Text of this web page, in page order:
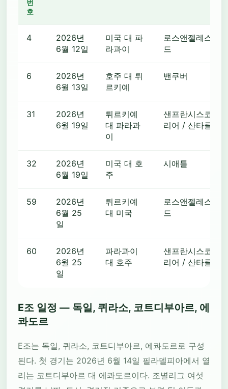
번
호
4
2026년
6월 12일
미국 대 파
라과이
로스앤젤레스 /
드
6
2026년
6월 13일
호주 대 튀
르키예
밴쿠버
31
2026년
6월 19일
튀르키예
대 파라과
이
샌프란시스코 베
리어 / 산타클라라
32
2026년
6월 19일
미국 대 호
주
시애틀
59
2026년
6월 25
일
튀르키예
대 미국
로스앤젤레스 /
드
60
2026년
6월 25
일
파라과이
대 호주
샌프란시스코 베
리어 / 산타클라라
E조 일정 — 독일, 퀴라소, 코트디부아르, 에
콰도르
E조는 독일, 퀴라소, 코트디부아르, 에콰도르로 구성
된다. 첫 경기는 2026년 6월 14일 필라델피아에서 열
리는 코트디부아르 대 에콰도르이다. 조별리그 여섯